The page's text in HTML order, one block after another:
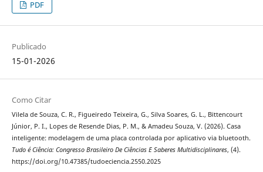
PDF
Publicado
15-01-2026
Como Citar
Vilela de Souza, C. R., Figueiredo Teixeira, G., Silva Soares, G. L., Bittencourt
Júnior, P. I., Lopes de Resende Dias, P. M., & Amadeu Souza, V. (2026). Casa
inteligente: modelagem de uma placa controlada por aplicativo via bluetooth.
Tudo é Ciência: Congresso Brasileiro De Ciências E Saberes Multidisciplinares, (4).
https://doi.org/10.47385/tudoeciencia.2550.2025